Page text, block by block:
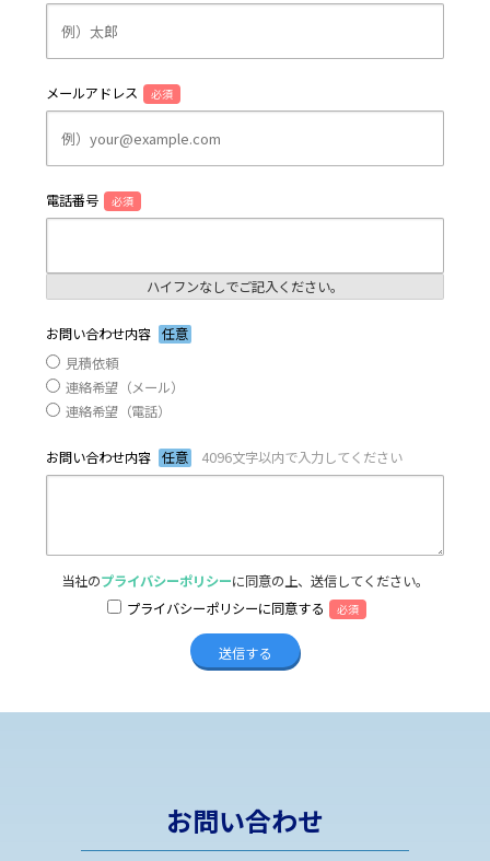
メールアドレス 必須
電話番号 必須
ハイフンなしでご記入ください。
お問い合わせ内容 任意
見積依頼
連絡希望（メール）
連絡希望（電話）
お問い合わせ内容 任意 4096文字以内で入力してください
当社のプライバシーポリシーに同意の上、送信してください。
プライバシーポリシーに同意する
必須
お問い合わせ